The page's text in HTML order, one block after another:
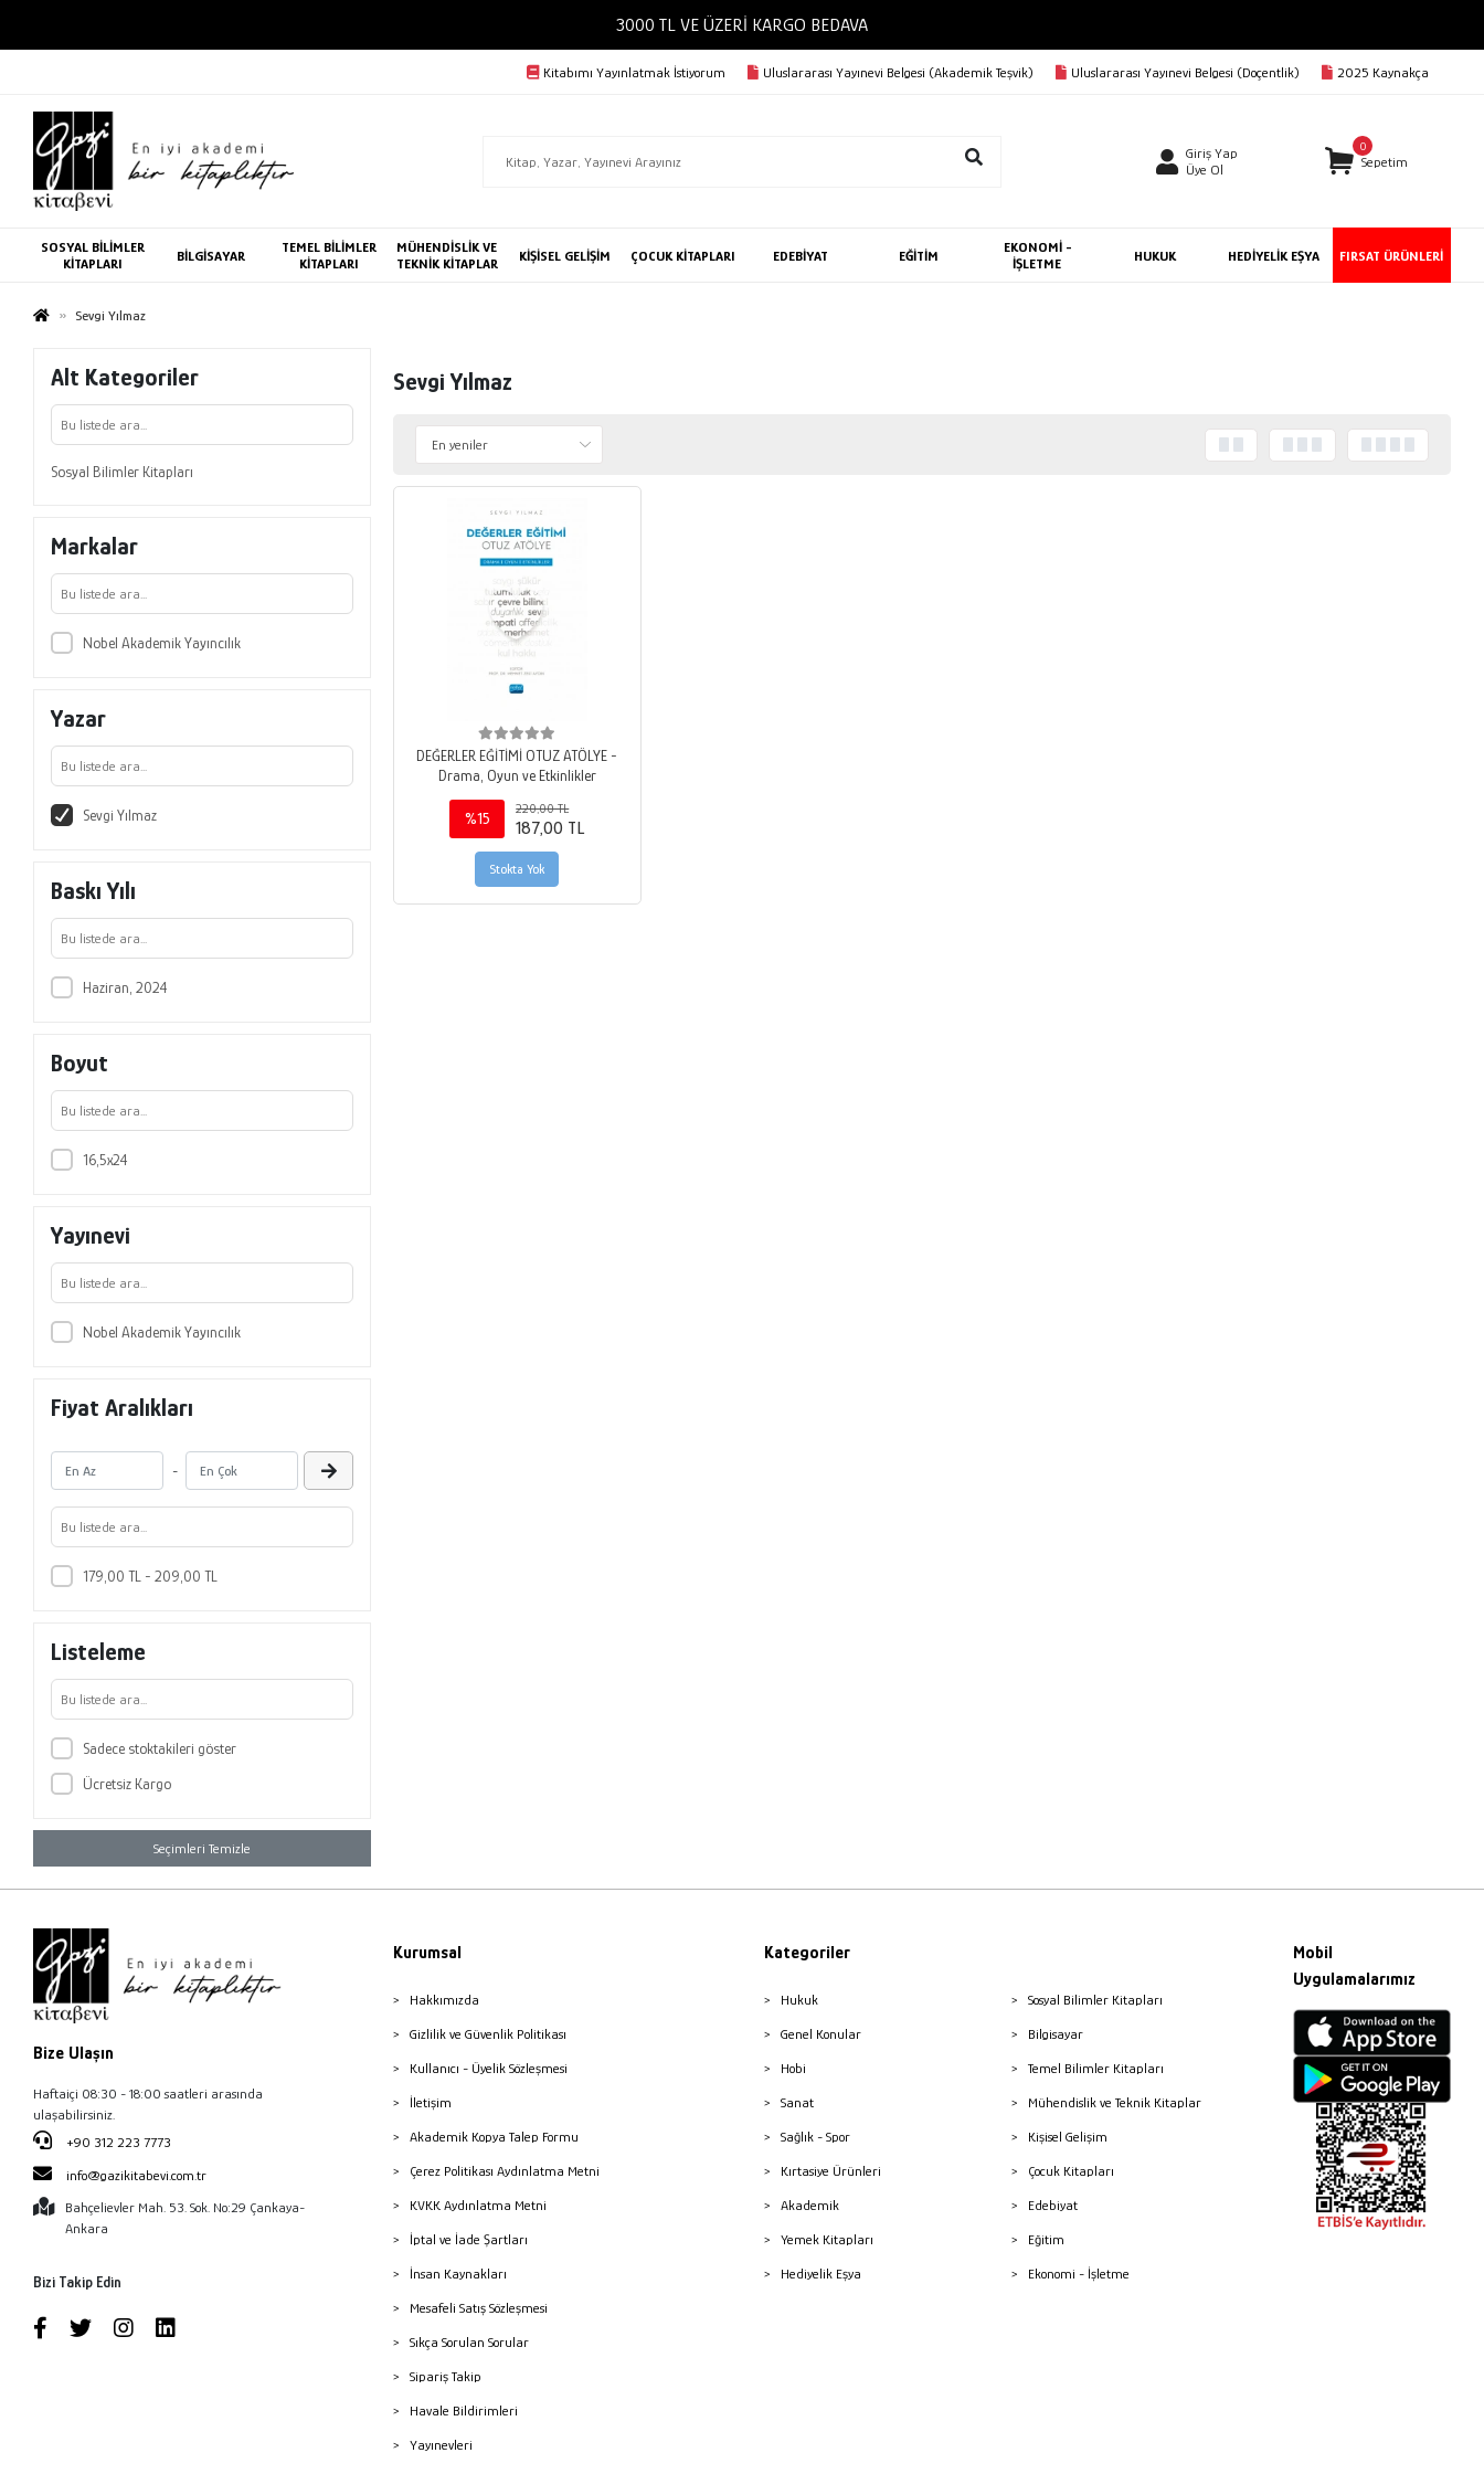
3000 TL VE ÜZERİ KARGO BEDAVA
Kitabımı Yayınlatmak İstiyorum Uluslararası Yayınevi Belgesi (Akademik Teşvik) Uluslararası Yayınevi Belgesi (Doçentlik) 2025 Kaynakça
Giriş Yap
Üye Ol
0
Sepetim
SOSYAL BİLİMLER
KİTAPLARI
BİLGİSAYAR
TEMEL BİLİMLER
KİTAPLARI
MÜHENDİSLİK VE
TEKNİK KİTAPLAR
KİŞİSEL GELİŞİM ÇOCUK KİTAPLARI EDEBİYAT EĞİTİM
EKONOMİ -
İŞLETME
HUKUK HEDİYELİK EŞYA FIRSAT ÜRÜNLERİ
Sevgi Yılmaz
Alt Kategoriler
Sosyal Bilimler Kitapları
Markalar
Nobel Akademik Yayıncılık
Yazar
Sevgi Yılmaz
Baskı Yılı
Haziran, 2024
Boyut
16,5x24
Yayınevi
Nobel Akademik Yayıncılık
Fiyat Aralıkları
-
179,00 TL - 209,00 TL
Listeleme
Sadece stoktakileri göster
Ücretsiz Kargo
Seçimleri Temizle
Sevgi Yılmaz
DEĞERLER EĞİTİMİ OTUZ ATÖLYE -
Drama, Oyun ve Etkinlikler
%15
220,00 TL
187,00 TL
Stokta Yok
Bize Ulaşın
Haftaiçi 08:30 - 18:00 saatleri arasında
ulaşabilirsiniz.
+90 312 223 7773
info@gazikitabevi.com.tr
Bahçelievler Mah. 53. Sok. No:29 Çankaya-
Ankara
Bizi Takip Edin
Kurumsal
Hakkımızda
Gizlilik ve Güvenlik Politikası
Kullanıcı - Üyelik Sözleşmesi
İletişim
Akademik Kopya Talep Formu
Çerez Politikası Aydınlatma Metni
KVKK Aydınlatma Metni
İptal ve İade Şartları
İnsan Kaynakları
Mesafeli Satış Sözleşmesi
Sıkça Sorulan Sorular
Sipariş Takip
Havale Bildirimleri
Yayınevleri
Kategoriler
Hukuk
Genel Konular
Hobi
Sanat
Sağlık - Spor
Kırtasiye Ürünleri
Akademik
Yemek Kitapları
Hediyelik Eşya
Sosyal Bilimler Kitapları
Bilgisayar
Temel Bilimler Kitapları
Mühendislik ve Teknik Kitaplar
Kişisel Gelişim
Çocuk Kitapları
Edebiyat
Eğitim
Ekonomi - İşletme
Mobil
Uygulamalarımız